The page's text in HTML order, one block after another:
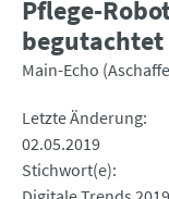
Pflege-
begutachtet
Main-Echo
Letzte Änderung
02.05.2019
Stichwort(e)